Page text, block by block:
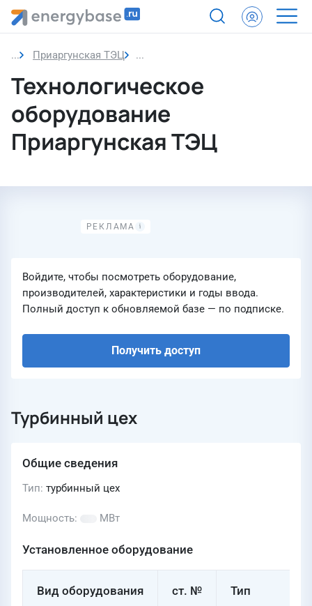
Приаргунская ТЭЦ Технологическое оборудование
Технологическое
оборудование
Приаргунская ТЭЦ
Войдите, чтобы посмотреть оборудование,
производителей, характеристики и годы ввода.
Полный доступ к обновляемой базе — по подписке.
Получить доступ
Турбинный цех
Общие сведения
Тип турбинный цех
Мощность МВт
Установленное оборудование
Вид оборудования ст. № Тип